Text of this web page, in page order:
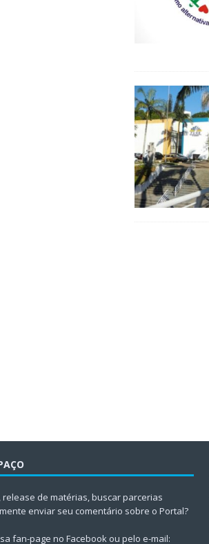
de matérias, buscar parcerias
enviar seu comentário sobre o Portal?
fan-page no Facebook ou pelo e-mail: